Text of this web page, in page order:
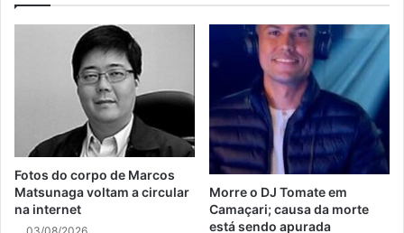
Fotos do corpo de Marcos
Matsunaga voltam a circular
na internet
Morre o DJ Tomate em
Camaçari; causa da morte
está sendo apurada